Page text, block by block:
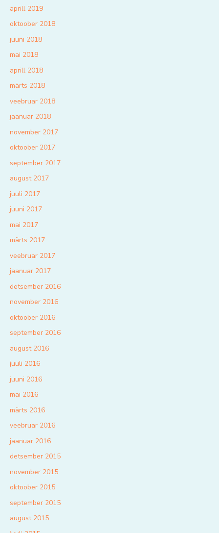
aprill 2019
oktoober 2018
juuni 2018
mai 2018
aprill 2018
märts 2018
veebruar 2018
jaanuar 2018
november 2017
oktoober 2017
september 2017
august 2017
juuli 2017
juuni 2017
mai 2017
märts 2017
veebruar 2017
jaanuar 2017
detsember 2016
november 2016
oktoober 2016
september 2016
august 2016
juuli 2016
juuni 2016
mai 2016
märts 2016
veebruar 2016
jaanuar 2016
detsember 2015
november 2015
oktoober 2015
september 2015
august 2015